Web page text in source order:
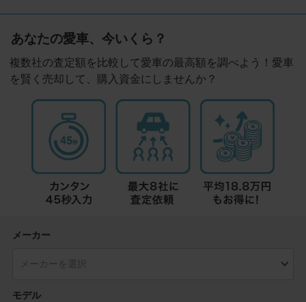
あなたの愛車、今いくら？
複数社の査定額を比較して愛車の最高額を調べよう！愛車
を賢く売却して、購入資金にしませんか？
メーカー
モデル